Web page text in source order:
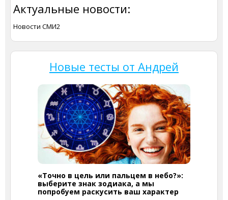
Актуальные новости:
Новости СМИ2
Новые тесты от Андрей
«Точно в цель или пальцем в небо?»:
выберите знак зодиака, а мы
попробуем раскусить ваш характер